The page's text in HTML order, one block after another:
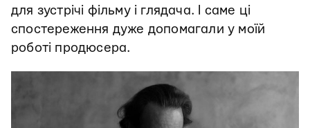
для зустрічі фільму і глядача. І саме ці
спостереження дуже допомагали у моїй
роботі продюсера.